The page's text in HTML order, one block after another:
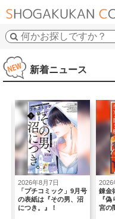
新着ニュース
2026年8月7日
「プチコミック」9月号
の表紙は『その男、沼
につき。』！
2026
錬金
『
宮の